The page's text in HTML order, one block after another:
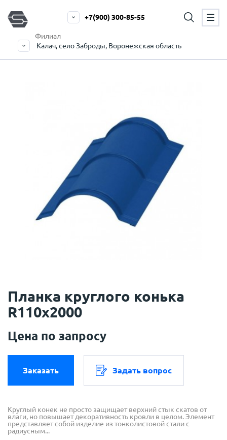
Филиал
Калач, село Заброды, Воронежская область
+7(900) 300-85-55
Планка круглого конька
R110х2000
Цена по запросу
Заказать Задать вопрос
Круглый конек не просто защищает верхний стык скатов от
влаги, но повышает декоративность кровли в целом. Элемент
представляет собой изделие из тонколистовой стали с
радиусным...